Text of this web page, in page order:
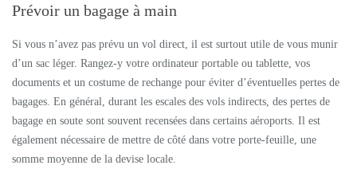
Prévoir un bagage à main
Si vous n’avez pas prévu un vol direct, il est surtout utile de vous munir
d’un sac léger. Rangez-y votre ordinateur portable ou tablette, vos
documents et un costume de rechange pour éviter d’éventuelles pertes de
bagages. En général, durant les escales des vols indirects, des pertes de
bagage en soute sont souvent recensées dans certains aéroports. Il est
également nécessaire de mettre de côté dans votre porte-feuille, une
somme moyenne de la devise locale.